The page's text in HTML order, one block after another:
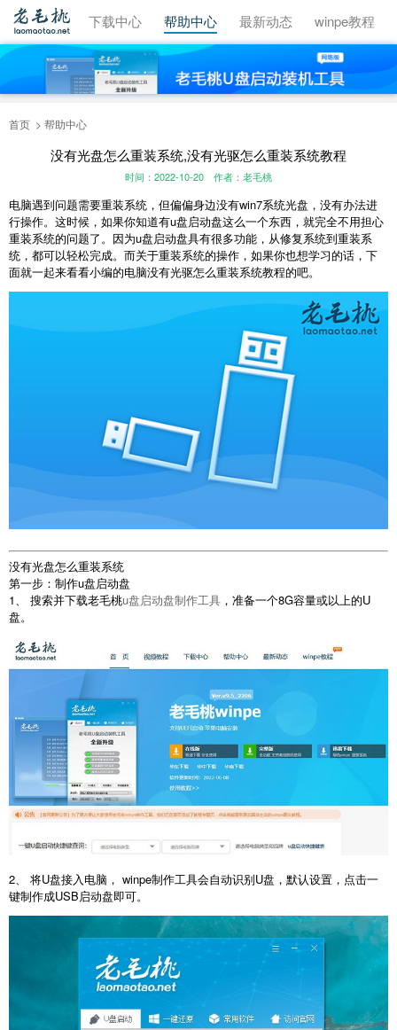
视频教程 下载中心 帮助中心 最新动态 winpe教程
首页 帮助中心
没有光盘怎么重装系统,没有光驱怎么重装系统教程
时间：2022-10-20 作者：老毛桃
电脑遇到问题需要重装系统，但偏偏身边没有win7系统光盘，没有办法进
行操作。这时候，如果你知道有u盘启动盘这么一个东西，就完全不用担心
重装系统的问题了。因为u盘启动盘具有很多功能，从修复系统到重装系
统，都可以轻松完成。而关于重装系统的操作，如果你也想学习的话，下
面就一起来看看小编的电脑没有光驱怎么重装系统教程的吧。
没有光盘怎么重装系统
第一步：制作u盘启动盘
1、 搜索并下载老毛桃u盘启动盘制作工具 ，准备一个8G容量或以上的U
盘。
2、 将U盘接入电脑， winpe制作工具会自动识别U盘，默认设置，点击一
键制作成USB启动盘即可。